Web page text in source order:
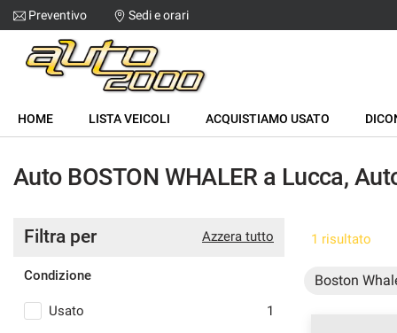
LISTA VEICOLI
ACQUISTIAMO USATO
DICONO DI NOI
CONTATTI
Preventivo Sedi e orari
HOME LISTA VEICOLI ACQUISTIAMO USATO
Auto BOSTON WHALER a Lucca,
Azzera tutto
Filtra per
Condizione
Usato 1
1 risultato
Boston
Le
tue
preferenze
Il
pannello
ti
di
esprimere
tue
di